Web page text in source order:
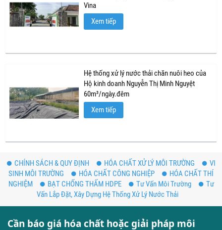
Vina
Xem tiếp
Hệ thống xử lý nước thải chăn nuôi heo của
Hộ kinh doanh Nguyễn Thị Minh Nguyệt
60m³/ngày.đêm
Xem tiếp
CHÍNH SÁCH & QUY ĐỊNH HÓA CHẤT XỬ LÝ MÔI TRƯỜNG
VI
SINH MÔI TRƯỜNG
HÓA CHẤT CÔNG NGHIỆP
HÓA CHẤT THÍ
NGHIỆM
BẠT CHỐNG THẤM HDPE Tư Vấn Môi Trường
Tư
Vấn Lắp Đặt, Xây Dựng Hệ Thống Xử Lý Nước Thải
Cần báo giá hóa chất hoặc giải pháp môi